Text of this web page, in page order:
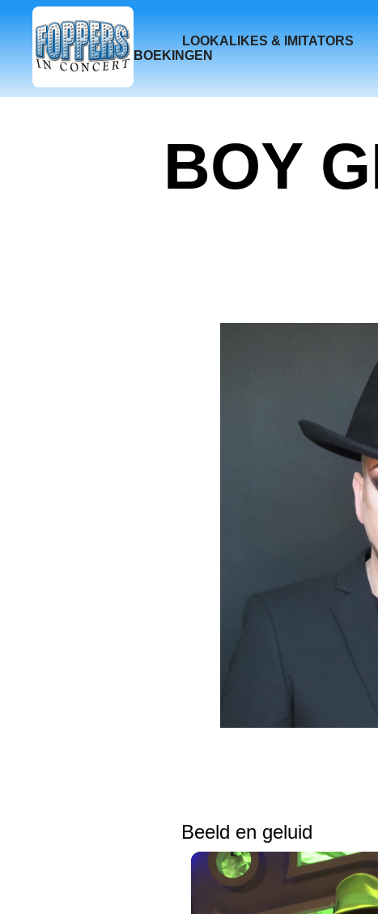
LOOKALIKES & IMITATORS
BOEKINGEN
BOY
Beeld en geluid